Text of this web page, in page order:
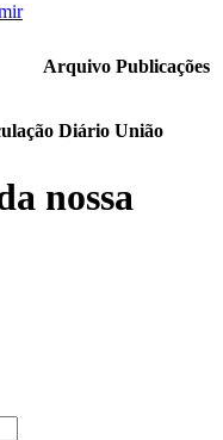
Arquivo Publicações
Diário União
nossa